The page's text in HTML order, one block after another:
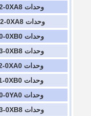
وحدات PLC 6ES7232-0HB22-0XA8
وحدات PLC 6ES7223-1BM22-0XA8
وحدات PLC 6ES7212-1BA10-0XB0
وحدات PLC 6ES7214-2AD23-0XB8
وحدات PLC 6ES7231-7PD22-0XA0
وحدات PLC 6ES7216-2AF21-0XB0
وحدات PLC 6ES7272-0AA30-0YA0
وحدات PLC 6ES7212-1BB23-0XB8